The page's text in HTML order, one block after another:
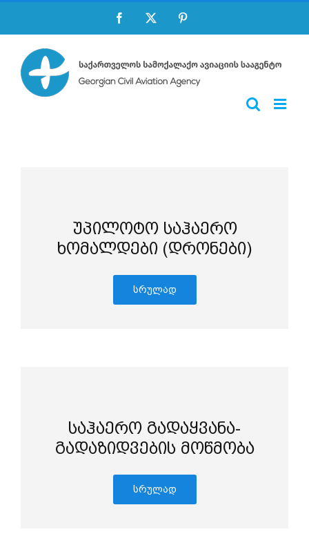
Facebook
უპილოტო საჰაერო
ხომალდები (დრონები)
სრულად
საჰაერო გადაყვანა-
გადაზიდვების მოწმობა
სრულად